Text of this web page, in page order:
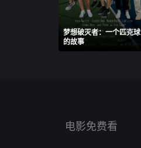
梦想破灭者：一个匹克球
的故事
电影免费看